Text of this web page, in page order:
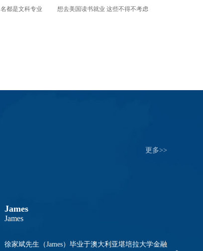
名都是文科专业 想去美国读书就业 这些不得不考虑
更多>>
William Zhu
William Zhu
IEPA国际教育规划师、培训讲师； 高级家庭教育指